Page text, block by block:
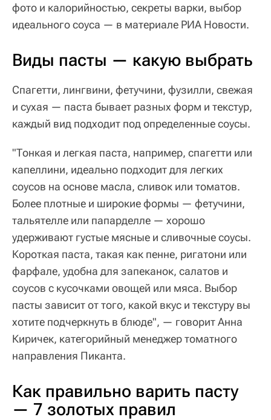
фото и калорийностью, секреты варки, выбор
идеального соуса — в материале РИА Новости.
Виды пасты — какую выбрать
Спагетти, лингвини, фетучини, фузилли, свежая
и сухая — паста бывает разных форм и текстур,
каждый вид подходит под определенные соусы.
"Тонкая и легкая паста, например, спагетти или
капеллини, идеально подходит для легких
соусов на основе масла, сливок или томатов.
Более плотные и широкие формы — фетучини,
тальятелле или папарделле — хорошо
удерживают густые мясные и сливочные соусы.
Короткая паста, такая как пенне, ригатони или
фарфале, удобна для запеканок, салатов и
соусов с кусочками овощей или мяса. Выбор
пасты зависит от того, какой вкус и текстуру вы
хотите подчеркнуть в блюде", — говорит Анна
Киричек, категорийный менеджер томатного
направления Пиканта.
Как правильно варить пасту
— 7 золотых правил